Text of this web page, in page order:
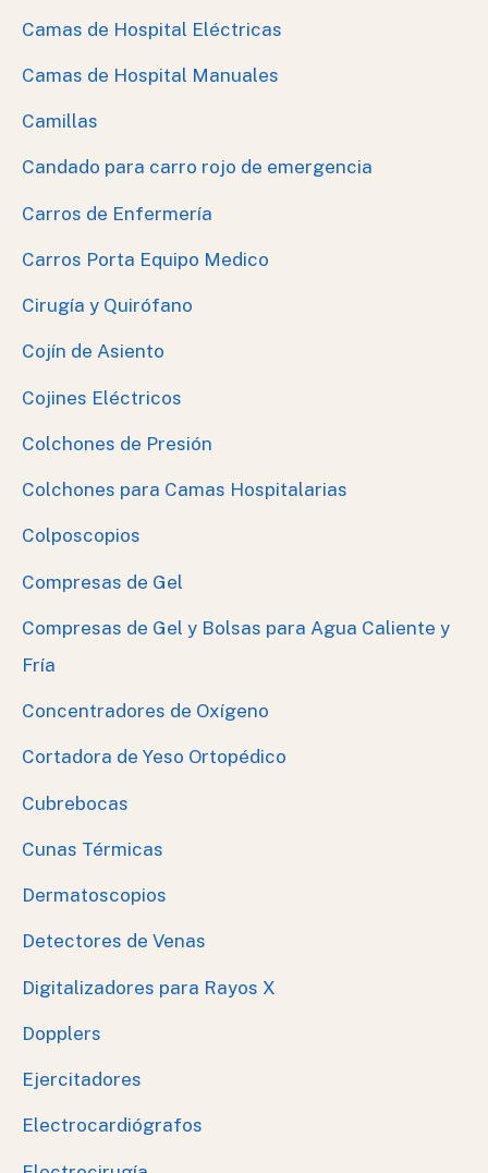
Camas de Hospital Eléctricas
Camas de Hospital Manuales
Camillas
Candado para carro rojo de emergencia
Carros de Enfermería
Carros Porta Equipo Medico
Cirugía y Quirófano
Cojín de Asiento
Cojines Eléctricos
Colchones de Presión
Colchones para Camas Hospitalarias
Colposcopios
Compresas de Gel
Compresas de Gel y Bolsas para Agua Caliente y
Fría
Concentradores de Oxígeno
Cortadora de Yeso Ortopédico
Cubrebocas
Cunas Térmicas
Dermatoscopios
Detectores de Venas
Digitalizadores para Rayos X
Dopplers
Ejercitadores
Electrocardiógrafos